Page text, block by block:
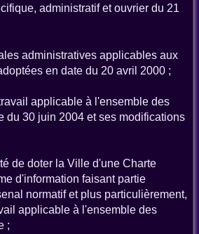
administratif et ouvrier du 21
administratives applicables aux
en date du 20 avril 2000 ;
applicable à l'ensemble des
du 30 juin 2004 et ses modifications
de doter la Ville d'une Charte
d'information faisant partie
normatif et plus particulièrement,
applicable à l'ensemble des
;